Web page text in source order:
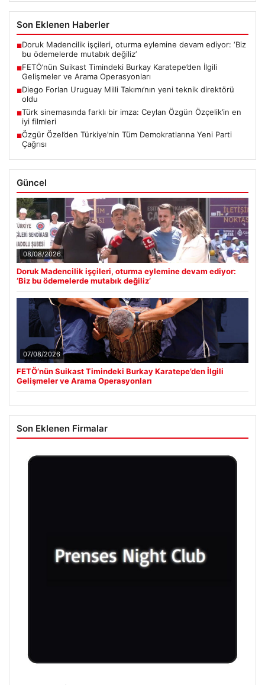
Son Eklenen Haberler
■Doruk Madencilik işçileri, oturma eylemine devam ediyor: ‘Biz
bu ödemelerde mutabık değiliz’
■FETÖ’nün Suikast Timindeki Burkay Karatepe’den İlgili
Gelişmeler ve Arama Operasyonları
■Diego Forlan Uruguay Milli Takımı’nın yeni teknik direktörü
oldu
■Türk sinemasında farklı bir imza: Ceylan Özgün Özçelik’in en
iyi filmleri
■Özgür Özel’den Türkiye’nin Tüm Demokratlarına Yeni Parti
Çağrısı
Güncel
08/08/2026
Doruk Madencilik işçileri, oturma eylemine devam ediyor:
‘Biz bu ödemelerde mutabık değiliz’
07/08/2026
FETÖ’nün Suikast Timindeki Burkay Karatepe’den İlgili
Gelişmeler ve Arama Operasyonları
Son Eklenen Firmalar